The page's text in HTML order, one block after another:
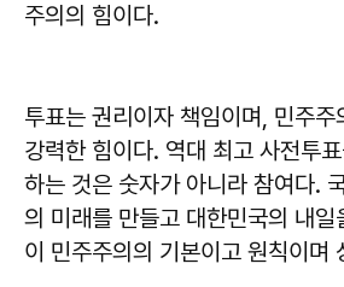
주의의 힘이다.
투표는 권리이자 책임이며, 민주
강력한 힘이다. 역대 최고 사전투
하는 것은 숫자가 아니라 참여다.
의 미래를 만들고 대한민국의 내일
이 민주주의의 기본이고 원칙이며